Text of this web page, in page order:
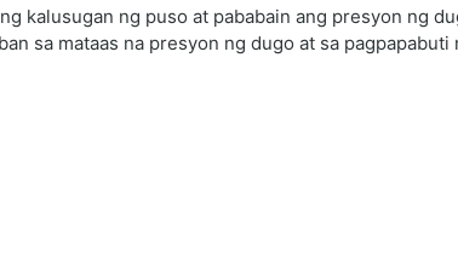
kalusugan ng puso at pababain ang presyon ng
sa mataas na presyon ng dugo at sa pagpapabuti